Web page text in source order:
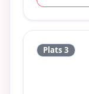
Plats 3